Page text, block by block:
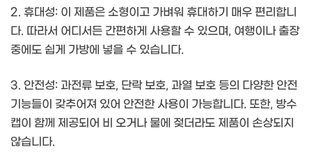
2. 휴대성: 이 제품은 소형이고 가벼워 휴대하기 매우 편리합니
다. 따라서 어디서든 간편하게 사용할 수 있으며, 여행이나 출장
중에도 쉽게 가방에 넣을 수 있습니다.
3. 안전성: 과전류 보호, 단락 보호, 과열 보호 등의 다양한 안전
기능들이 갖추어져 있어 안전한 사용이 가능합니다. 또한, 방수
캡이 함께 제공되어 비 오거나 물에 젖더라도 제품이 손상되지
않습니다.